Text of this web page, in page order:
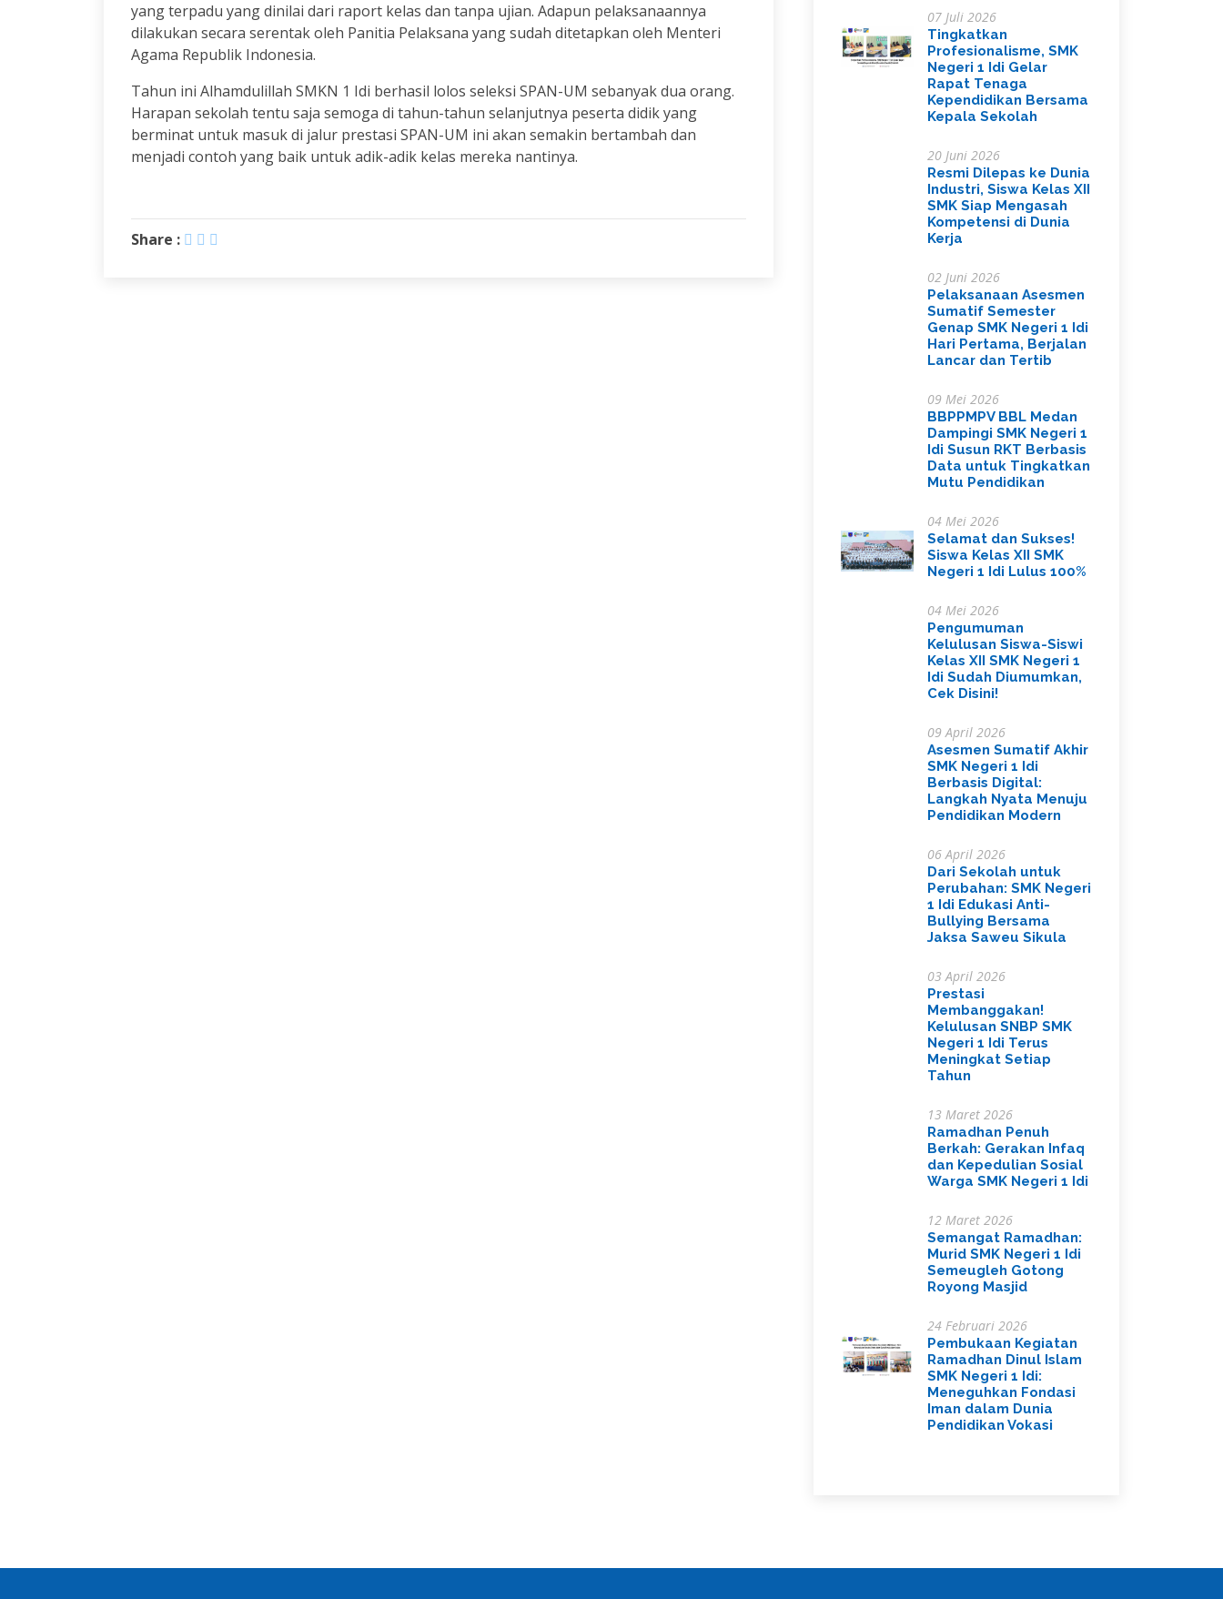
yang terpadu yang dinilai dari raport kelas dan tanpa ujian. Adapun pelaksanaannya
dilakukan secara serentak oleh Panitia Pelaksana yang sudah ditetapkan oleh Menteri
Agama Republik Indonesia.
Tahun ini Alhamdulillah SMKN 1 Idi berhasil lolos seleksi SPAN-UM sebanyak dua orang.
Harapan sekolah tentu saja semoga di tahun-tahun selanjutnya peserta didik yang
berminat untuk masuk di jalur prestasi SPAN-UM ini akan semakin bertambah dan
menjadi contoh yang baik untuk adik-adik kelas mereka nantinya.
Share :
07 Juli 2026
Tingkatkan
Profesionalisme, SMK
Negeri 1 Idi Gelar
Rapat Tenaga
Kependidikan Bersama
Kepala Sekolah
20 Juni 2026
Resmi Dilepas ke Dunia
Industri, Siswa Kelas XII
SMK Siap Mengasah
Kompetensi di Dunia
Kerja
02 Juni 2026
Pelaksanaan Asesmen
Sumatif Semester
Genap SMK Negeri 1 Idi
Hari Pertama, Berjalan
Lancar dan Tertib
09 Mei 2026
BBPPMPV BBL Medan
Dampingi SMK Negeri 1
Idi Susun RKT Berbasis
Data untuk Tingkatkan
Mutu Pendidikan
04 Mei 2026
Selamat dan Sukses!
Siswa Kelas XII SMK
Negeri 1 Idi Lulus 100%
04 Mei 2026
Pengumuman
Kelulusan Siswa-Siswi
Kelas XII SMK Negeri 1
Idi Sudah Diumumkan,
Cek Disini!
09 April 2026
Asesmen Sumatif Akhir
SMK Negeri 1 Idi
Berbasis Digital:
Langkah Nyata Menuju
Pendidikan Modern
06 April 2026
Dari Sekolah untuk
Perubahan: SMK Negeri
1 Idi Edukasi Anti-
Bullying Bersama
Jaksa Saweu Sikula
03 April 2026
Prestasi
Membanggakan!
Kelulusan SNBP SMK
Negeri 1 Idi Terus
Meningkat Setiap
Tahun
13 Maret 2026
Ramadhan Penuh
Berkah: Gerakan Infaq
dan Kepedulian Sosial
Warga SMK Negeri 1 Idi
12 Maret 2026
Semangat Ramadhan:
Murid SMK Negeri 1 Idi
Semeugleh Gotong
Royong Masjid
24 Februari 2026
Pembukaan Kegiatan
Ramadhan Dinul Islam
SMK Negeri 1 Idi:
Meneguhkan Fondasi
Iman dalam Dunia
Pendidikan Vokasi